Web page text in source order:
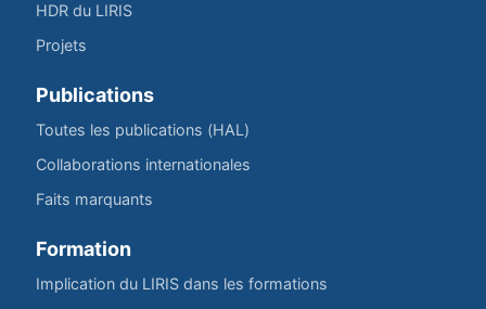
HDR du LIRIS
Projets
Publications
Toutes les publications (HAL)
Collaborations internationales
Faits marquants
Formation
Implication du LIRIS dans les formations